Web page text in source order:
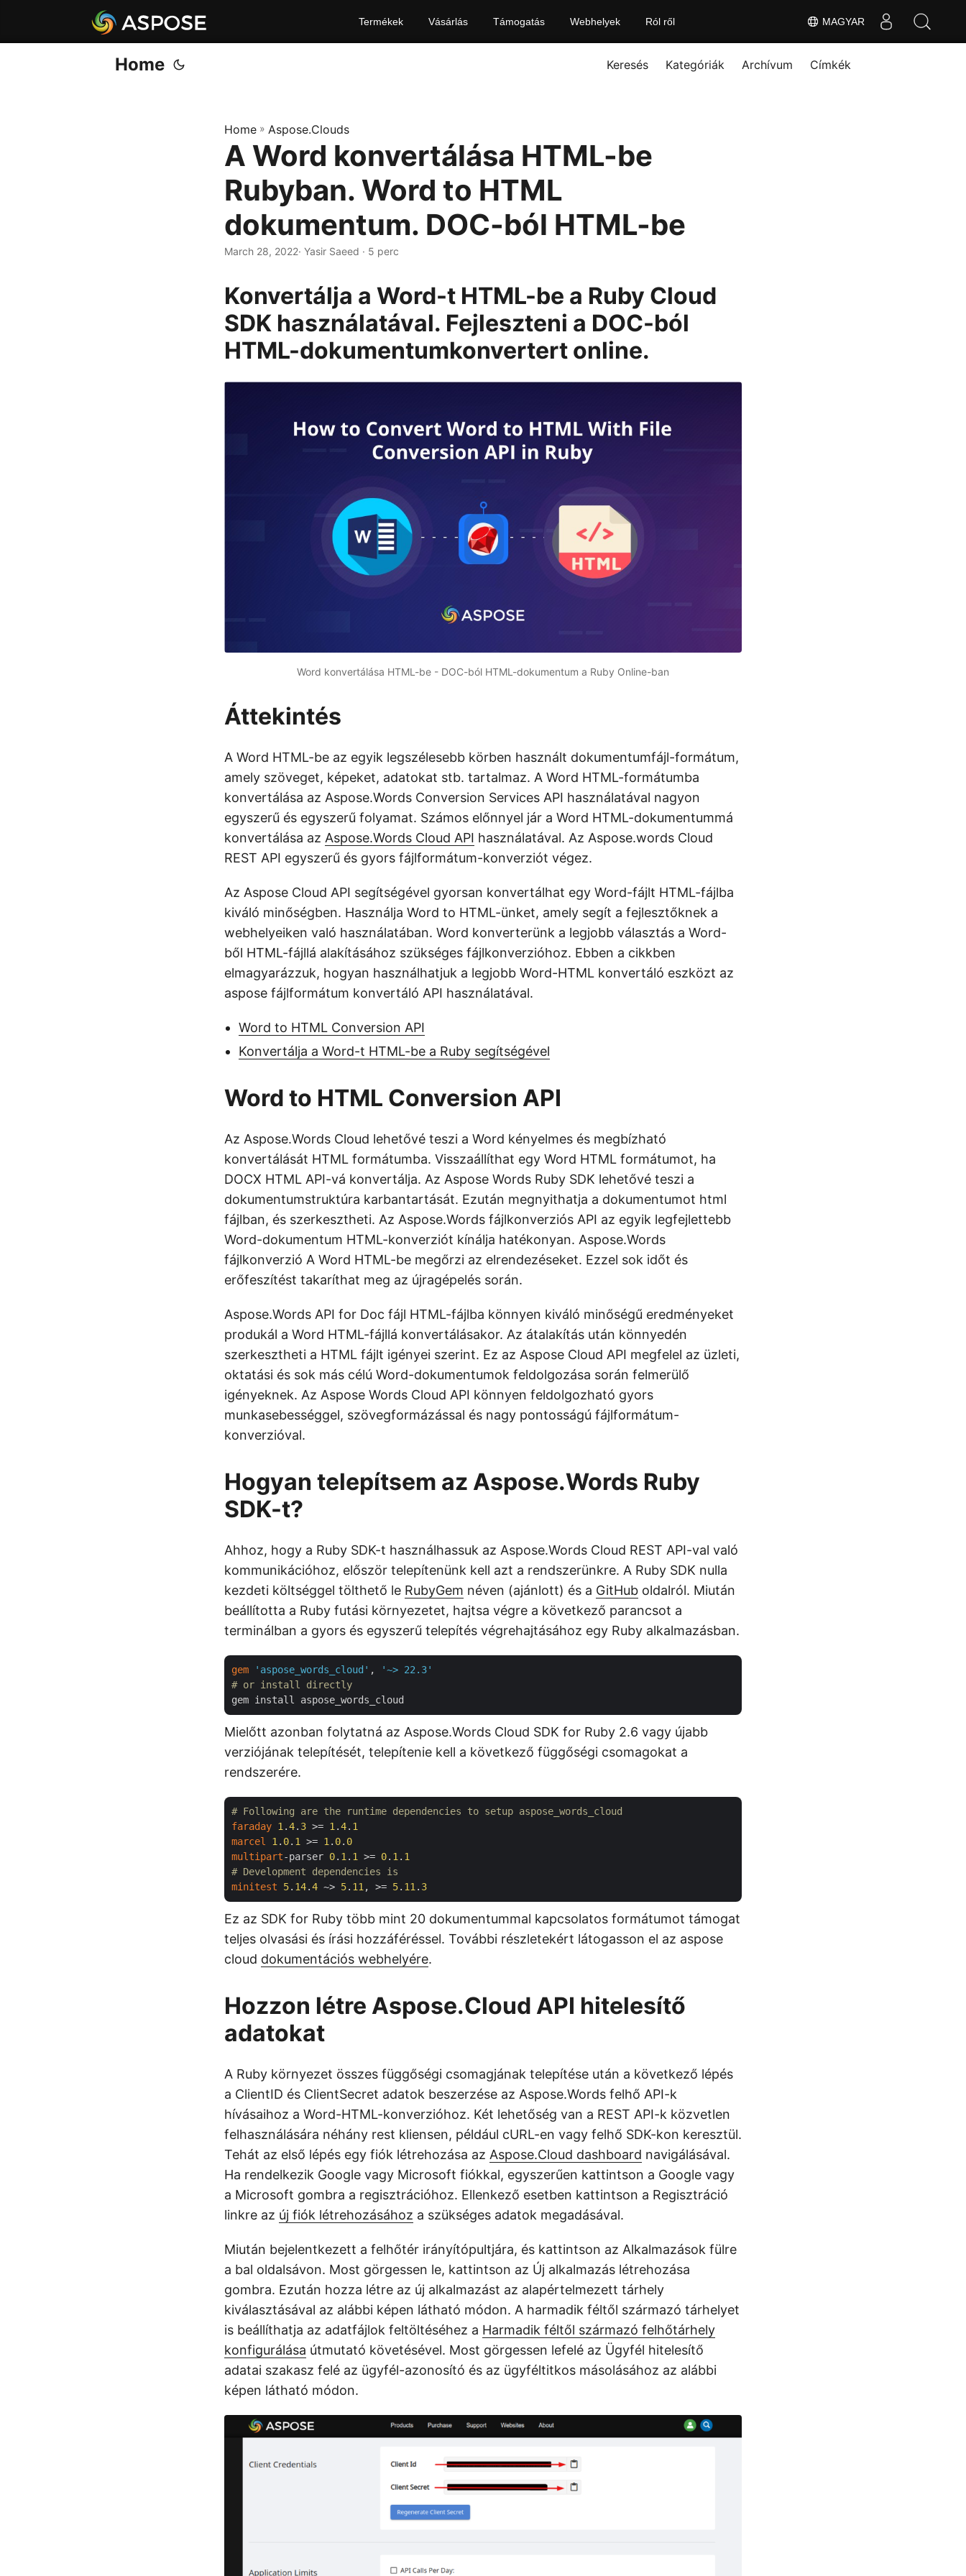
MAGYAR
Termékek Vásárlás Támogatás Webhelyek Ról ről
Home Keresés Kategóriák Archívum Címkék
Home » Aspose.Clouds
A Word konvertálása HTML-be
Rubyban. Word to HTML
dokumentum. DOC-ból HTML-be
March 28, 2022· Yasir Saeed · 5 perc
Konvertálja a Word-t HTML-be a Ruby Cloud
SDK használatával. Fejleszteni a DOC-ból
HTML-dokumentumkonvertert online.
Word konvertálása HTML-be - DOC-ból HTML-dokumentum a Ruby Online-ban
Áttekintés
A Word HTML-be az egyik legszélesebb körben használt dokumentumfájl-formátum,
amely szöveget, képeket, adatokat stb. tartalmaz. A Word HTML-formátumba
konvertálása az Aspose.Words Conversion Services API használatával nagyon
egyszerű és egyszerű folyamat. Számos előnnyel jár a Word HTML-dokumentummá
konvertálása az Aspose.Words Cloud API használatával. Az Aspose.words Cloud
REST API egyszerű és gyors fájlformátum-konverziót végez.
Az Aspose Cloud API segítségével gyorsan konvertálhat egy Word-fájlt HTML-fájlba
kiváló minőségben. Használja Word to HTML-ünket, amely segít a fejlesztőknek a
webhelyeiken való használatában. Word konverterünk a legjobb választás a Word-
ből HTML-fájllá alakításához szükséges fájlkonverzióhoz. Ebben a cikkben
elmagyarázzuk, hogyan használhatjuk a legjobb Word-HTML konvertáló eszközt az
aspose fájlformátum konvertáló API használatával.
Word to HTML Conversion API
Konvertálja a Word-t HTML-be a Ruby segítségével
Word to HTML Conversion API
Az Aspose.Words Cloud lehetővé teszi a Word kényelmes és megbízható
konvertálását HTML formátumba. Visszaállíthat egy Word HTML formátumot, ha
DOCX HTML API-vá konvertálja. Az Aspose Words Ruby SDK lehetővé teszi a
dokumentumstruktúra karbantartását. Ezután megnyithatja a dokumentumot html
fájlban, és szerkesztheti. Az Aspose.Words fájlkonverziós API az egyik legfejlettebb
Word-dokumentum HTML-konverziót kínálja hatékonyan. Aspose.Words
fájlkonverzió A Word HTML-be megőrzi az elrendezéseket. Ezzel sok időt és
erőfeszítést takaríthat meg az újragépelés során.
Aspose.Words API for Doc fájl HTML-fájlba könnyen kiváló minőségű eredményeket
produkál a Word HTML-fájllá konvertálásakor. Az átalakítás után könnyedén
szerkesztheti a HTML fájlt igényei szerint. Ez az Aspose Cloud API megfelel az üzleti,
oktatási és sok más célú Word-dokumentumok feldolgozása során felmerülő
igényeknek. Az Aspose Words Cloud API könnyen feldolgozható gyors
munkasebességgel, szövegformázással és nagy pontosságú fájlformátum-
konverzióval.
Hogyan telepítsem az Aspose.Words Ruby
SDK-t?
Ahhoz, hogy a Ruby SDK-t használhassuk az Aspose.Words Cloud REST API-val való
kommunikációhoz, először telepítenünk kell azt a rendszerünkre. A Ruby SDK nulla
kezdeti költséggel tölthető le RubyGem néven (ajánlott) és a GitHub oldalról. Miután
beállította a Ruby futási környezetet, hajtsa végre a következő parancsot a
terminálban a gyors és egyszerű telepítés végrehajtásához egy Ruby alkalmazásban.
gem 'aspose_words_cloud' ,
'~> 22.3'
# or install directly
Mielőtt azonban folytatná az Aspose.Words Cloud SDK for Ruby 2.6 vagy újabb
verziójának telepítését, telepítenie kell a következő függőségi csomagokat a
rendszerére.
# Following are the runtime dependencies to setup aspose_words_cloud
faraday 1 .4. 3 >= 1 .4. 1
marcel
1 . 0. 1 >= 1 . 0. 0
multipart-parser 0. 1 . 1 >= 0. 1 . 1
# Development dependencies is
minitest
5. 14.4 ~> 5. 11 , >= 5. 11 . 3
Ez az SDK for Ruby több mint 20 dokumentummal kapcsolatos formátumot támogat
teljes olvasási és írási hozzáféréssel. További részletekért látogasson el az aspose
cloud dokumentációs webhelyére.
Hozzon létre Aspose.Cloud API hitelesítő
adatokat
A Ruby környezet összes függőségi csomagjának telepítése után a következő lépés
a ClientID és ClientSecret adatok beszerzése az Aspose.Words felhő API-k
hívásaihoz a Word-HTML-konverzióhoz. Két lehetőség van a REST API-k közvetlen
felhasználására néhány rest kliensen, például cURL-en vagy felhő SDK-kon keresztül.
Tehát az első lépés egy fiók létrehozása az Aspose.Cloud dashboard navigálásával.
Ha rendelkezik Google vagy Microsoft fiókkal, egyszerűen kattintson a Google vagy
a Microsoft gombra a regisztrációhoz. Ellenkező esetben kattintson a Regisztráció
linkre az új fiók létrehozásához a szükséges adatok megadásával.
Miután bejelentkezett a felhőtér irányítópultjára, és kattintson az Alkalmazások fülre
a bal oldalsávon. Most görgessen le, kattintson az Új alkalmazás létrehozása
gombra. Ezután hozza létre az új alkalmazást az alapértelmezett tárhely
kiválasztásával az alábbi képen látható módon. A harmadik féltől származó tárhelyet
is beállíthatja az adatfájlok feltöltéséhez a Harmadik féltől származó felhőtárhely
konfigurálása útmutató követésével. Most görgessen lefelé az Ügyfél hitelesítő
adatai szakasz felé az ügyfél-azonosító és az ügyféltitkos másolásához az alábbi
képen látható módon.